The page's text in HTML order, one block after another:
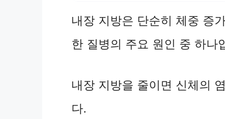
내장 지방은 단순히 체중 증
한 질병의 주요 원인 중 하나
내장 지방을 줄이면 신체의
다.